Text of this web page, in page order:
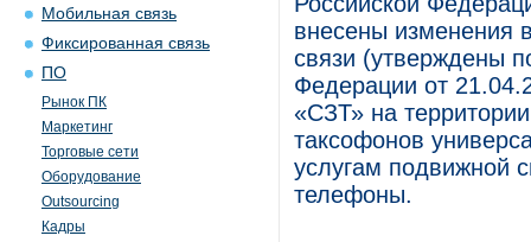
Мобильная связь
Фиксированная связь
ПО
Рынок ПК
Маркетинг
Торговые сети
Оборудование
Outsourcing
Кадры
внесены изменения
связи (утверждены
Федерации от
«СЗТ» на
таксофонов
услугам подвижной
телефоны.